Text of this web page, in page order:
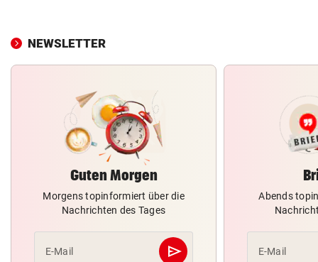
NEWSLETTER
Guten Morgen
Morgens topinformiert über die
Nachrichten des Tages
E-Mail send
Abschicken
Abends
E-Mail